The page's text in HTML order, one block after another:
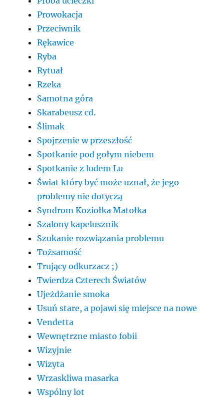
Prowokacja
Przeciwnik
Rękawice
Ryba
Rytuał
Rzeka
Samotna góra
Skarabeusz cd.
Ślimak
Spojrzenie w przeszłość
Spotkanie pod gołym niebem
Spotkanie z ludem Lu
Świat który być może uznał, że jego
problemy nie dotyczą
Syndrom Koziołka Matołka
Szalony kapelusznik
Szukanie rozwiązania problemu
Tożsamość
Trujący odkurzacz ;)
Twierdza Czterech Światów
Ujeżdżanie smoka
Usuń stare, a pojawi się miejsce na nowe
Vendetta
Wewnętrzne miasto fobii
Wizyjnie
Wizyta
Wrzaskliwa masarka
Wspólny lot